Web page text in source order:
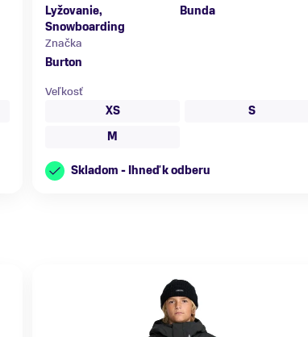
Lyžovanie,
Snowboarding
Bunda
Značka
Burton
Veľkosť
XS
S
M
Skladom - Ihneď k odberu